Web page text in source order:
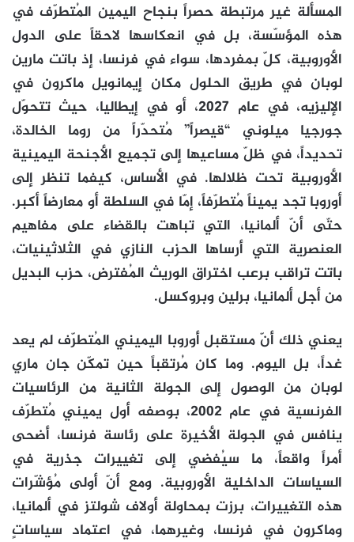
المسألة غير مرتبطة حصراً بنجاح اليمين المُتطرّف في
هذه المؤسّسة، بل في انعكاسها لاحقاً على الدول
الأوروبية، كلّ بمفردها، سواء في فرنسا، إذ باتت مارين
لوبان في طريق الحلول مكان إيمانويل ماكرون في
الإليزيه، في عام 2027، أو في إيطاليا، حيث تتحوّل
جورجيا ميلوني “قيصراً” مُتحدّراً من روما الخالدة،
تحديداً، في ظلّ مساعيها إلى تجميع الأجنحة اليمينية
الأوروبية تحت ظلالها. في الأساس، كيفما تنظر إلى
أوروبا تجد يميناً مُتطرّفاً، إمّا في السلطة أو معارضاً أكبر.
حتّى أنّ ألمانيا، التي تباهت بالقضاء على مفاهيم
العنصرية التي أرساها الحزب النازي في الثلاثينيات،
باتت تراقب برعب اختراق الوريث المُفترض، حزب البديل
من أجل ألمانيا، برلين وبروكسل.
يعني ذلك أنّ مستقبل أوروبا اليميني المُتطرّف لم يعد
غداً، بل اليوم. وما كان مُرتقباً حين تمكّن جان ماري
لوبان من الوصول إلى الجولة الثانية من الرئاسيات
الفرنسية في عام 2002، بوصفه أول يميني مُتطرّف
ينافس في الجولة الأخيرة على رئاسة فرنسا، أضحى
أمراً واقعاً، ما سيُفضي إلى تغييرات جذرية في
السياسات الداخلية الأوروبية. ومع أنّ أولى مُؤشّرات
هذه التغييرات، برزت بمحاولة أولاف شولتز في ألمانيا،
وماكرون في فرنسا، وغيرهما، في اعتماد سياساتٍ